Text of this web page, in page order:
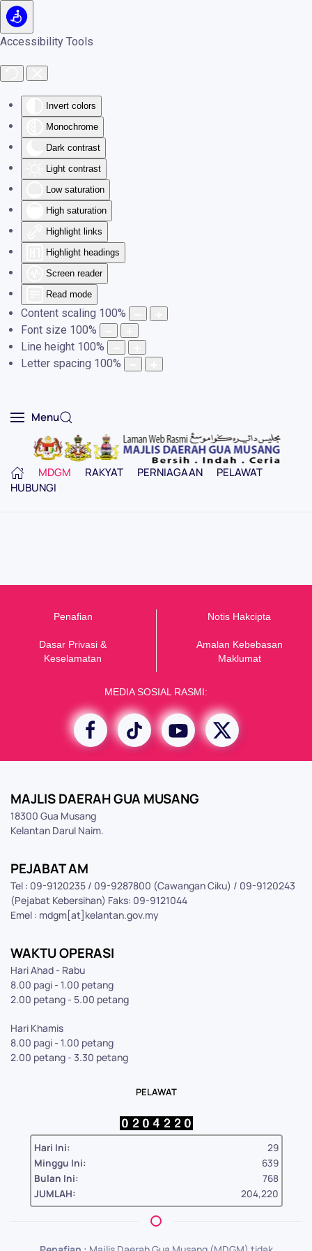
Accessibility Tools
Invert colors
Monochrome
Dark contrast
Light contrast
Low saturation
High saturation
Highlight links
Highlight headings
Screen reader
Read mode
Content scaling 100%
Font size 100%
Line height 100%
Letter spacing 100%
Skip to main content
Menu
MDGM RAKYAT PERNIAGAAN
PELAWAT
HUBUNGI
Penafian
Dasar Privasi &
Keselamatan
Notis Hakcipta
Amalan Kebebasan
Maklumat
MEDIA SOSIAL RASMI:
MAJLIS DAERAH GUA MUSANG
18300 Gua Musang
Kelantan Darul Naim.
PEJABAT AM
Tel : 09-9120235 / 09-9287800 (Cawangan Ciku) / 09-9120243
(Pejabat Kebersihan) Faks: 09-9121044
Emel : mdgm[at]kelantan.gov.my
WAKTU OPERASI
Hari Ahad - Rabu
8.00 pagi - 1.00 petang
2.00 petang - 5.00 petang
Hari Khamis
8.00 pagi - 1.00 petang
2.00 petang - 3.30 petang
PELAWAT
Hari Ini:
29
Minggu Ini:
639
Bulan Ini:
768
JUMLAH:
204,220